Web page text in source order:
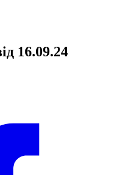
16.09.24